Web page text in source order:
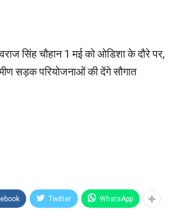
सिंह चौहान 1 मई को ओडिशा के दौरे पर,
सड़क परियोजनाओं की देंगे सौगात
Twitter WhatsApp